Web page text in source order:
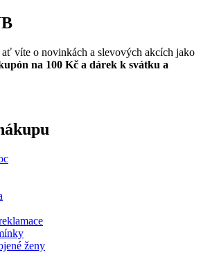
ať víte o novinkách a slevových akcích jako
na 100 Kč a dárek k svátku a
ženy